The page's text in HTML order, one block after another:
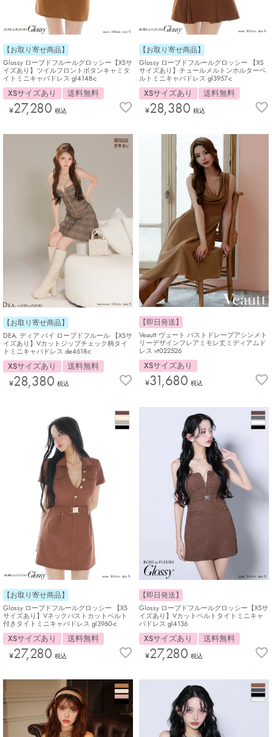
【お取り寄せ商品】
Glossy ローブドフルールグロッシー【XSサ
イズあり】ツイルフロントボタンキャミタ
イトミニキャバドレス gl4148-c
XSサイズあり 送料無料
¥27,280 税込
【お取り寄せ商品】
Glossy ローブドフルールグロッシー 【XS
サイズあり】チュールメルトンホルターベ
ルトミニキャバドレス gl3957-c
XSサイズあり 送料無料
¥28,380 税込
【お取り寄せ商品】
DEA. ディア バイ ローブドフルール 【XSサ
イズあり】Vカットジップチェック柄タイ
トミニキャバドレス de4618-c
XSサイズあり 送料無料
¥28,380 税込
【即日発送】
Veautt ヴュート バストドレープアシンメト
リーデザインフレアミモレ丈ミディアムド
レス vt022526
XSサイズあり
¥31,680 税込
【お取り寄せ商品】
Glossy ローブドフルールグロッシー 【XS
サイズあり】Vネックバストカットベルト
付きタイトミニキャバドレス gl3960-c
XSサイズあり 送料無料
¥27,280 税込
【即日発送】
Glossy ローブドフルールグロッシー【XSサ
イズあり】Vカットベルトタイトミニキャ
バドレス gl4136
XSサイズあり 送料無料
¥27,280 税込